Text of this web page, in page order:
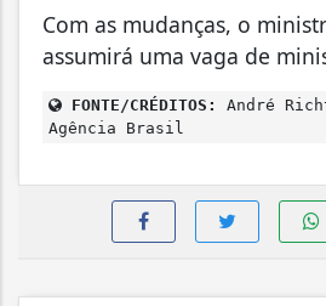
Com as mudanças, o
assumirá uma vaga de
FONTE/CRÉDITOS:
André
Agência Brasil